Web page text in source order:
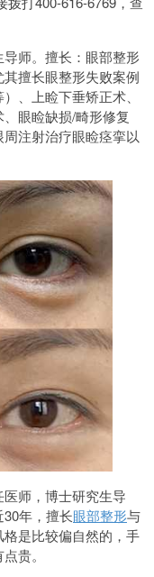
师。擅长：眼部整形
擅长眼整形失败案例
、上睑下垂矫正术、
眼睑缺损/畸形修复
注射治疗眼睑痉挛以
师，博士研究生导
年，擅长眼部整形与
是比较偏自然的，手
贵。